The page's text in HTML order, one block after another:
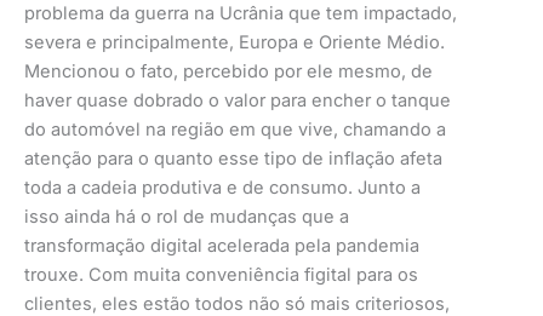
problema da guerra na Ucrânia que tem impactado,
severa e principalmente, Europa e Oriente Médio.
Mencionou o fato, percebido por ele mesmo, de
haver quase dobrado o valor para encher o tanque
do automóvel na região em que vive, chamando a
atenção para o quanto esse tipo de inflação afeta
toda a cadeia produtiva e de consumo. Junto a
isso ainda há o rol de mudanças que a
transformação digital acelerada pela pandemia
trouxe. Com muita conveniência figital para os
clientes, eles estão todos não só mais criteriosos,